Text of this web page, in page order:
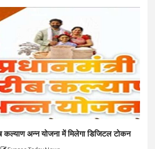
कल्याण अन्न योजना में मिलेगा डिजिटल टोकन